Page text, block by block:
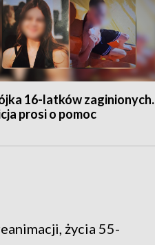
16-latków zaginionych.
prosi o pomoc
życia 55-